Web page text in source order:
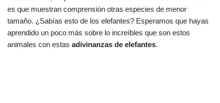
es que muestran comprensión otras especies de menor
tamaño. ¿Sabías esto de los elefantes? Esperamos que hayas
aprendido un poco más sobre lo increíbles que son estos
animales con estas adivinanzas de elefantes.